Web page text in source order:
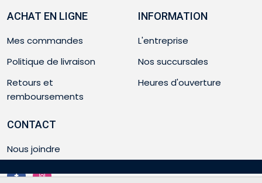
ACHAT EN LIGNE
Mes commandes
Politique de livraison
Retours et
remboursements
INFORMATION
L'entreprise
Nos succursales
Heures d'ouverture
CONTACT
Nous joindre